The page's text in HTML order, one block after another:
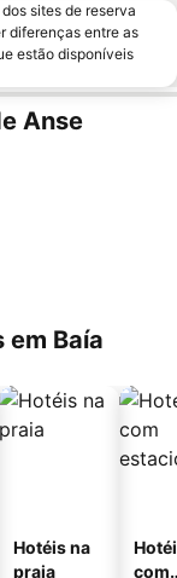
sites de reserva
diferenças entre as
estão disponíveis
Anse
Baía
Hotéis na
praia
com